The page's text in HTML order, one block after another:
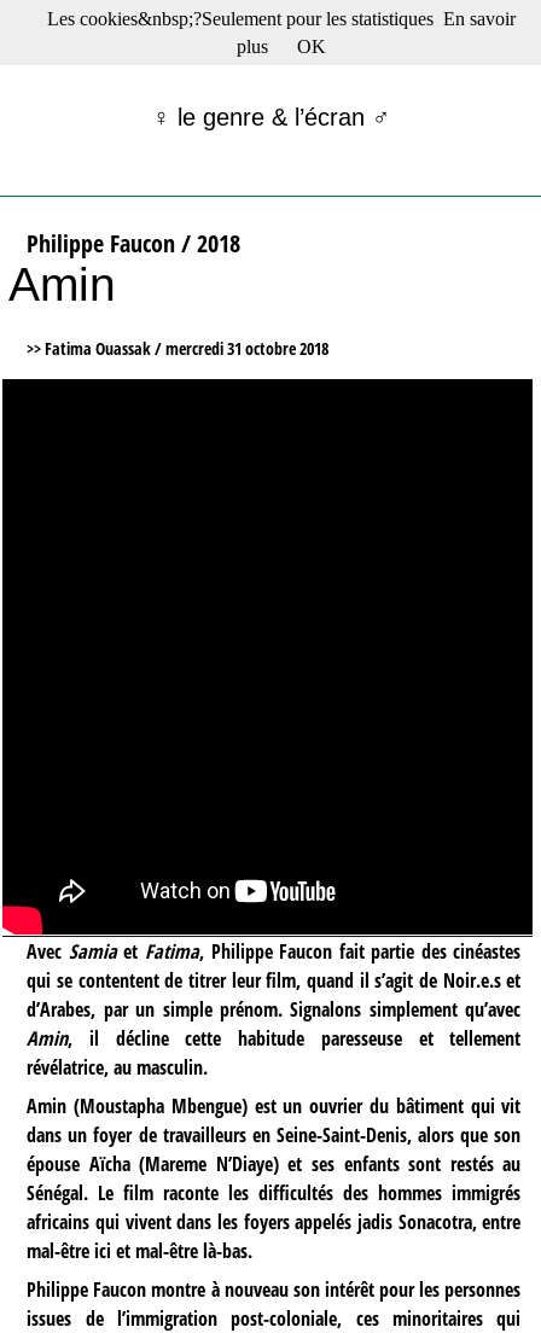
☰ Menu
Films récents
Tribunes
Bloc-notes
Archives
S’abonner à la Lettre !
♀ le genre & l’écran ♂
Philippe Faucon / 2018
Amin
>> Fatima Ouassak /mercredi 31 octobre 2018
Avec Samiaet Fatima, Philippe Faucon fait partie des cinéastes
qui se contentent de titrer leur film, quand il s’agit de Noir.e.s et
d’Arabes, par un simple prénom. Signalons simplement qu’avec
Amin, il décline cette habitude paresseuse et tellement
révélatrice, au masculin.
Amin (Moustapha Mbengue) est un ouvrier du bâtiment qui vit
dans un foyer de travailleurs en Seine-Saint-Denis, alors que son
épouse Aïcha (Mareme N’Diaye) et ses enfants sont restés au
Sénégal. Le film raconte les difficultés des hommes immigrés
africains qui vivent dans les foyers appelés jadis Sonacotra, entre
mal-être ici et mal-être là-bas.
Philippe Faucon montre à nouveau son intérêt pour les personnes
issues de l’immigration post-coloniale, ces minoritaires qui
Les cookies&nbsp;?Seulement pour les statistiques En savoir
plus
OK